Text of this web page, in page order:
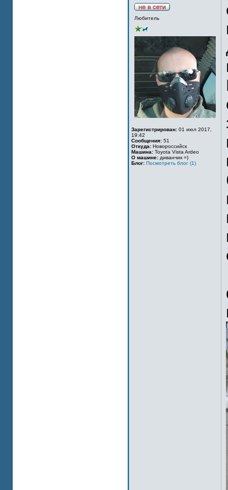
Любитель
Зарегистрирован: 01 июл 2017,
19:42
Сообщения: 51
Откуда: Новороссийск
Машина: Toyota Vista Ardeo
О машине: диванчик =)
Блог: Посмотреть блог (1)